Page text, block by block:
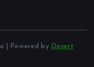
| Powered by Desert